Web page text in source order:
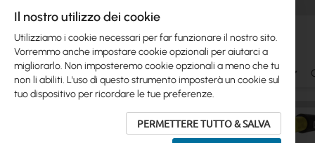
Ubiquiti Mikrotik WiFi & SOHO Antennas
Il nostro utilizzo dei cookie
Utilizziamo i cookie necessari per far funzionare il nostro sito.
Vorremmo anche impostare cookie opzionali per aiutarci a
migliorarlo. Non imposteremo cookie opzionali a meno che tu
non li abiliti. L'uso di questo strumento imposterà un cookie sul
tuo dispositivo per ricordare le tue preferenze.
PERMETTERE TUTTO & SALVA